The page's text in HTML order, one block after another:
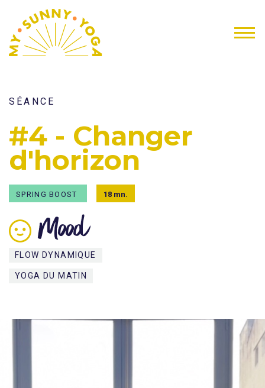
SÉANCE
#4 - Changer
d'horizon
SPRING BOOST 18 mn.
Mood
FLOW DYNAMIQUE
YOGA DU MATIN